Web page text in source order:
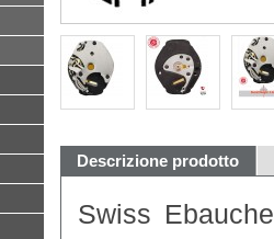
Descrizione prodotto
Swiss